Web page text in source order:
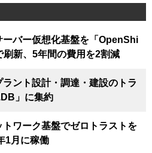
バー仮想化基盤を「OpenShi
新、5年間の費用を2割減
ラント設計・調達・建設のトラ
」に集約
ワーク基盤でゼロトラストを
1月に稼働